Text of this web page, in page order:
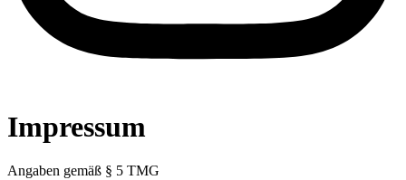
Impressum
Angaben gemäß § 5 TMG